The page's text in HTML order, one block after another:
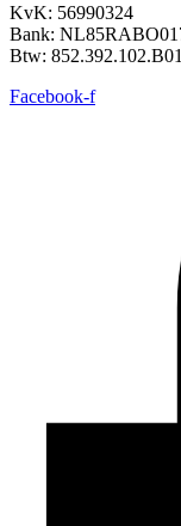
KvK: 56990324
Bank:
Btw: 852.392.102.B01
Facebook-f